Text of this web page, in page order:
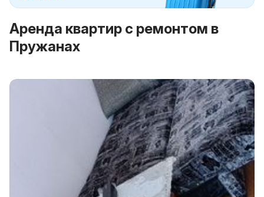
Аренда квартир с ремонтом в
Пружанах